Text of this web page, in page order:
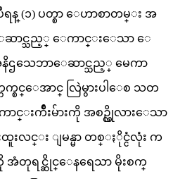
န္ (၁) ပတ္စာ ေဟာစာတမ္း အ
ာင္သည့္ ေကာင္းေသာ ေ
အနိဌသေဘာေဆာင္သည့္ မေကာ
စင္ေအာင္ လြဲမွားပါေစ သတ
းက်ိဳးမ်ားကို အစဥ္လိုလားေသာ
းလင္း ျမန္မာ တစ္ႏိုင္ငံလုံး က
တုရင္ဆိုင္ေနရေသာ မိုးစက္